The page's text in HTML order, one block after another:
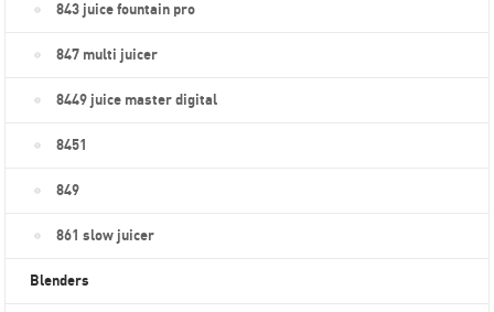
843 juice fountain pro
847 multi juicer
8449 juice master digital
8451
849
861 slow juicer
Blenders